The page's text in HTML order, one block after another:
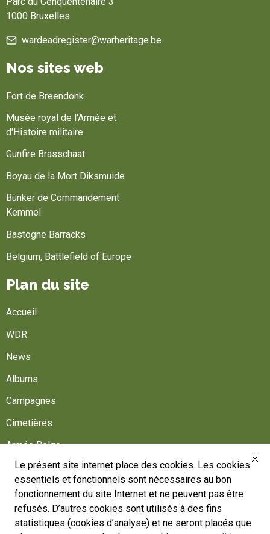
Le présent site internet place des cookies. Les cookies
essentiels et fonctionnels sont nécessaires au bon
fonctionnement du site Internet et ne peuvent pas être
refusés. D’autres cookies sont utilisés à des fins
statistiques (cookies d’analyse) et ne seront placés que
1000 Bruxelles
wardeadregister@warheritage.be
Nos sites web
Fort de Breendonk
Musée royal de l'Armée et
d'Histoire militaire
Gunfire Brasschaat
Boyau de la Mort Diksmuide
Bunker de Commandement
Kemmel
Bastogne Barracks
Belgium, Battlefield of Europe
Plan du site
Accueil
WDR
News
Albums
Campagnes
Cimetières
Armée Belge
Aidez-nous
Suivez-nous
War Heritage Institute